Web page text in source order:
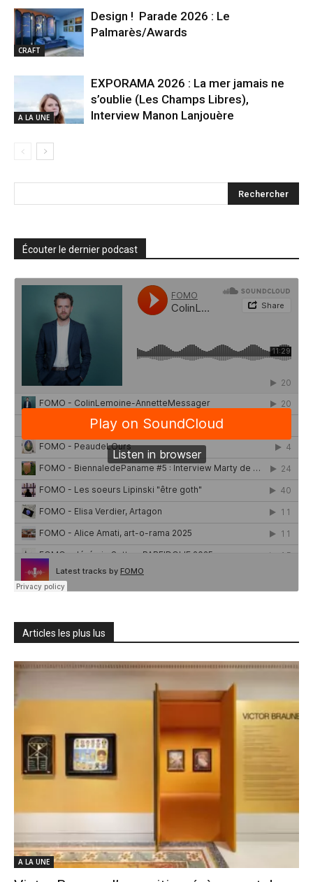
CRAFT
Design ! Parade 2026 : Le
Palmarès/Awards
A LA UNE
EXPORAMA 2026 : La mer jamais ne
s’oublie (Les Champs Libres),
Interview Manon Lanjouère
Écouter le dernier podcast
Articles les plus lus
A LA UNE